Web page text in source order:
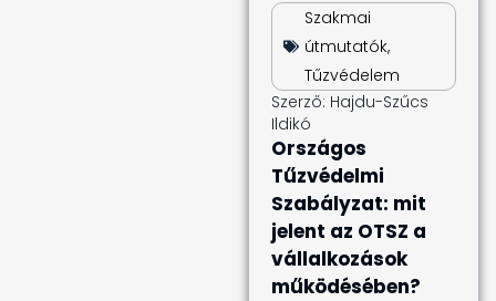
Szakmai
útmutatók,
Tűzvédelem
Szerző: Hajdu-Szűcs
Ildikó
Országos
Tűzvédelmi
Szabályzat: mit
jelent az OTSZ a
vállalkozások
működésében?